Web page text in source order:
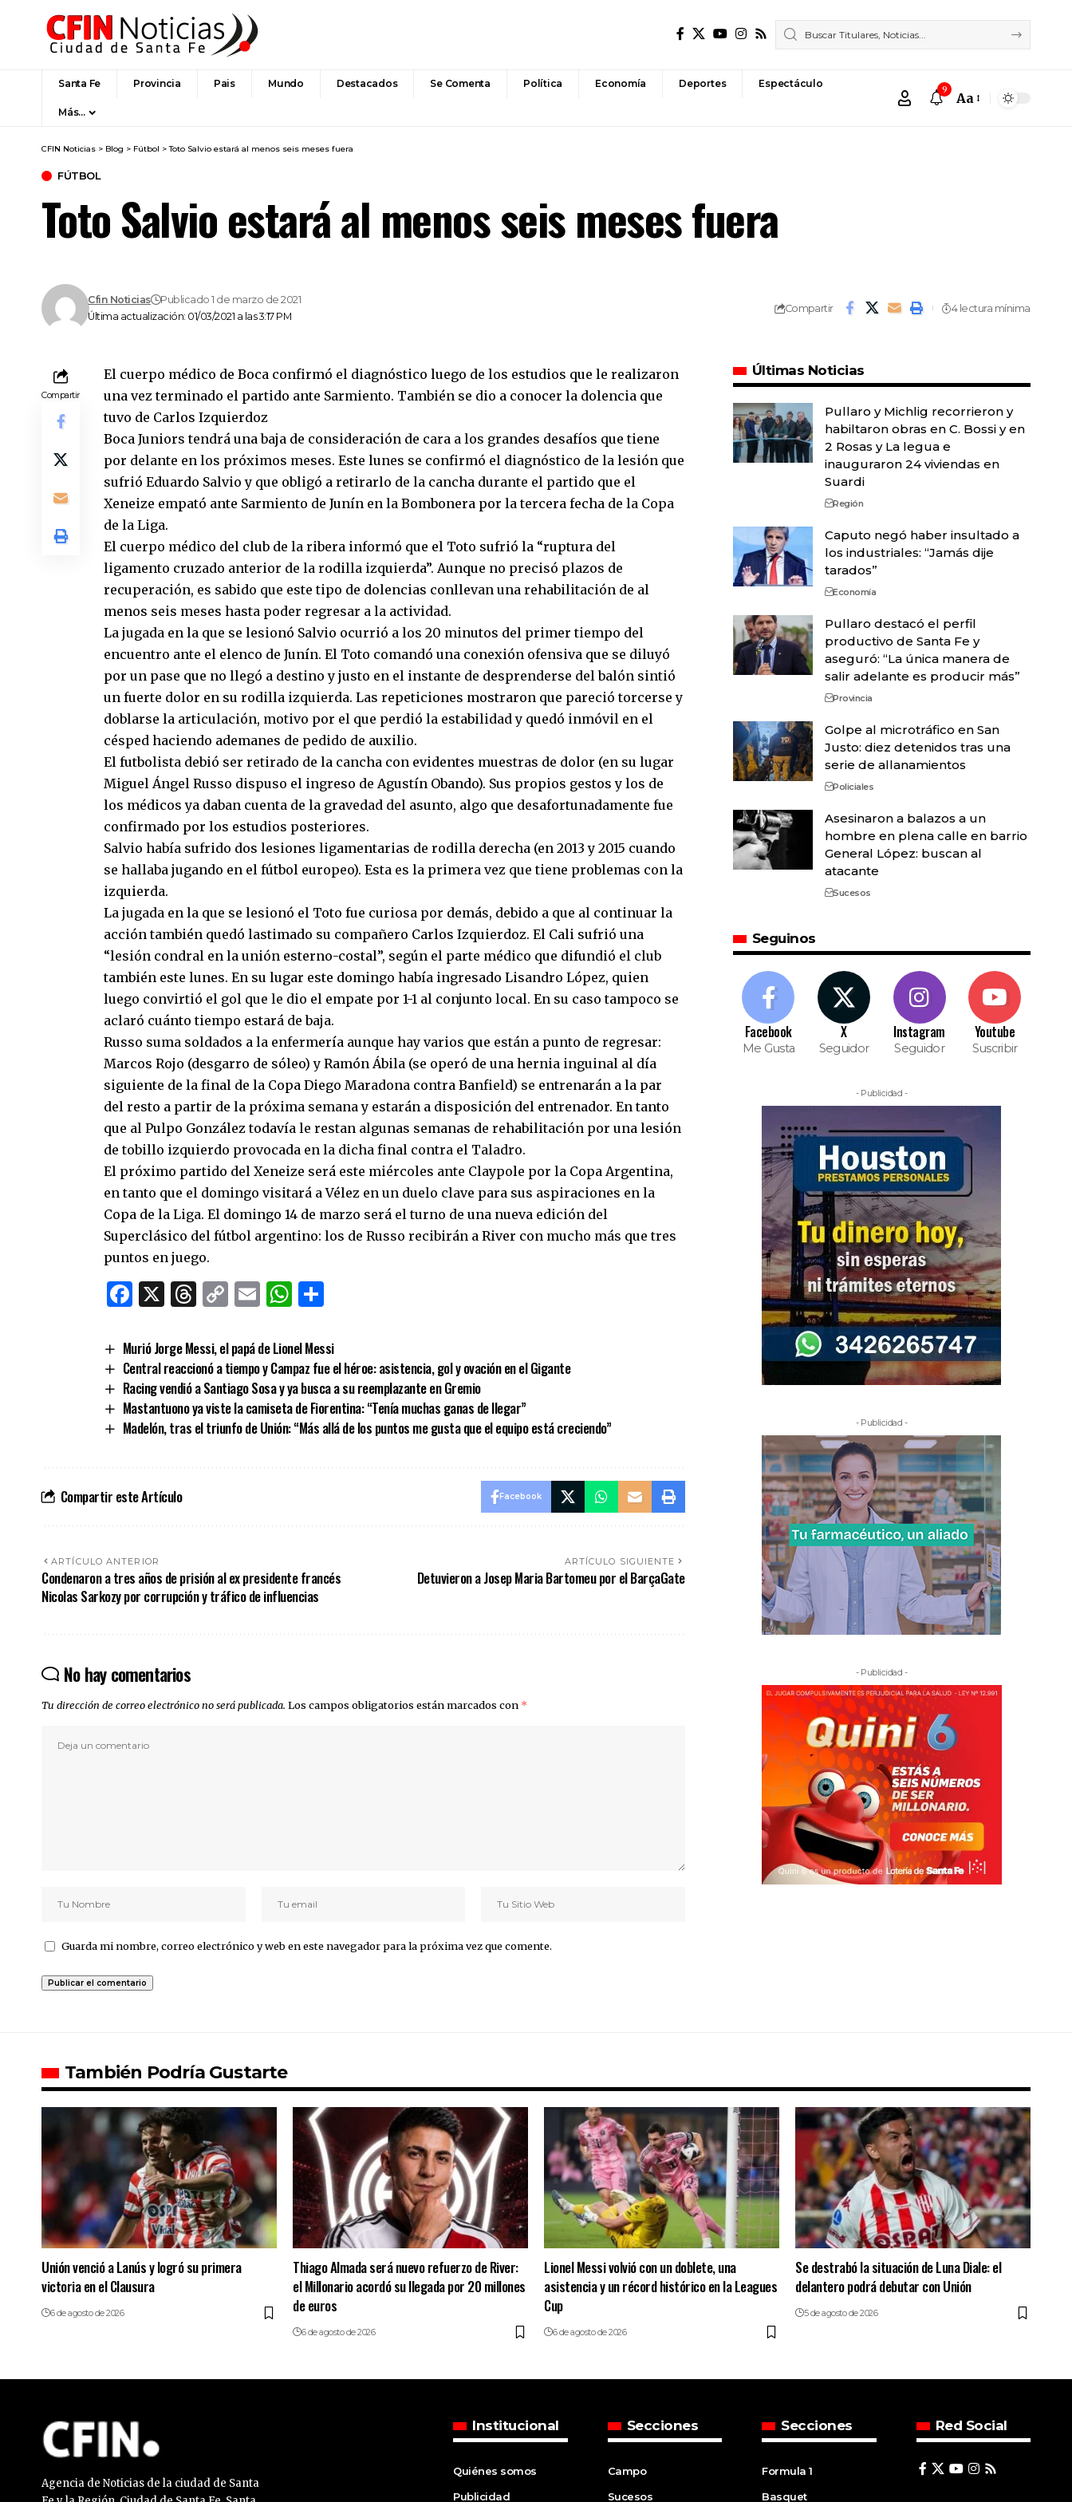
Santa Fe Provincia Pais Mundo Destacados Se Comenta Política Economía Deportes Espectáculo
Más…
9
Font
Aa
CFIN Noticias > Blog > Fútbol >Toto Salvio estará al menos seis meses fuera
FÚTBOL
Toto Salvio estará al menos seis meses fuera
Última actualización: 01/03/2021 a las 3:17 PM
Cfin Noticias Publicado 1 de marzo de 2021
Compartir 4 lectura mínima
Compartir
El cuerpo médico de Boca confirmó el diagnóstico luego de los estudios que le realizaron
una vez terminado el partido ante Sarmiento. También se dio a conocer la dolencia que
tuvo de Carlos Izquierdoz
Boca Juniors tendrá una baja de consideración de cara a los grandes desafíos que tiene
por delante en los próximos meses. Este lunes se confirmó el diagnóstico de la lesión que
sufrió Eduardo Salvio y que obligó a retirarlo de la cancha durante el partido que el
Xeneize empató ante Sarmiento de Junín en la Bombonera por la tercera fecha de la Copa
de la Liga.
El cuerpo médico del club de la ribera informó que el Toto sufrió la “ruptura del
ligamento cruzado anterior de la rodilla izquierda”. Aunque no precisó plazos de
recuperación, es sabido que este tipo de dolencias conllevan una rehabilitación de al
menos seis meses hasta poder regresar a la actividad.
La jugada en la que se lesionó Salvio ocurrió a los 20 minutos del primer tiempo del
encuentro ante el elenco de Junín. El Toto comandó una conexión ofensiva que se diluyó
por un pase que no llegó a destino y justo en el instante de desprenderse del balón sintió
un fuerte dolor en su rodilla izquierda. Las repeticiones mostraron que pareció torcerse y
doblarse la articulación, motivo por el que perdió la estabilidad y quedó inmóvil en el
césped haciendo ademanes de pedido de auxilio.
El futbolista debió ser retirado de la cancha con evidentes muestras de dolor (en su lugar
Miguel Ángel Russo dispuso el ingreso de Agustín Obando). Sus propios gestos y los de
los médicos ya daban cuenta de la gravedad del asunto, algo que desafortunadamente fue
confirmado por los estudios posteriores.
Salvio había sufrido dos lesiones ligamentarias de rodilla derecha (en 2013 y 2015 cuando
se hallaba jugando en el fútbol europeo). Esta es la primera vez que tiene problemas con la
izquierda.
La jugada en la que se lesionó el Toto fue curiosa por demás, debido a que al continuar la
acción también quedó lastimado su compañero Carlos Izquierdoz. El Cali sufrió una
“lesión condral en la unión esterno-costal”, según el parte médico que difundió el club
también este lunes. En su lugar este domingo había ingresado Lisandro López, quien
luego convirtió el gol que le dio el empate por 1-1 al conjunto local. En su caso tampoco se
aclaró cuánto tiempo estará de baja.
Russo suma soldados a la enfermería aunque hay varios que están a punto de regresar:
Marcos Rojo (desgarro de sóleo) y Ramón Ábila (se operó de una hernia inguinal al día
siguiente de la final de la Copa Diego Maradona contra Banfield) se entrenarán a la par
del resto a partir de la próxima semana y estarán a disposición del entrenador. En tanto
que al Pulpo González todavía le restan algunas semanas de rehabilitación por una lesión
de tobillo izquierdo provocada en la dicha final contra el Taladro.
El próximo partido del Xeneize será este miércoles ante Claypole por la Copa Argentina,
en tanto que el domingo visitará a Vélez en un duelo clave para sus aspiraciones en la
Copa de la Liga. El domingo 14 de marzo será el turno de una nueva edición del
Superclásico del fútbol argentino: los de Russo recibirán a River con mucho más que tres
puntos en juego.
Facebook
X Threads
CopyEmailWhatsApp
Murió Jorge Messi, el papá de Lionel Messi
Central reaccionó a tiempo y Campaz fue el héroe: asistencia, gol y ovación en el Gigante
Racing vendió a Santiago Sosa y ya busca a su reemplazante en Gremio
Mastantuono ya viste la camiseta de Fiorentina: “Tenía muchas ganas de llegar”
Madelón, tras el triunfo de Unión: “Más allá de los puntos me gusta que el equipo está creciendo”
Compartir este Artículo Facebook
ARTÍCULO ANTERIOR
Condenaron a tres años de prisión al ex presidente francés
Nicolas Sarkozy por corrupción y tráfico de influencias
ARTÍCULO SIGUIENTE
Detuvieron a Josep Maria Bartomeu por el BarçaGate
No hay comentarios
Tu dirección de correo electrónico no será publicada. Los campos obligatorios están marcados con *
Guarda mi nombre, correo electrónico y web en este navegador para la próxima vez que comente.
Últimas Noticias
Pullaro y Michlig recorrieron y
habiltaron obras en C. Bossi y en
2 Rosas y La legua e
inauguraron 24 viviendas en
Suardi
Región
Caputo negó haber insultado a
los industriales: “Jamás dije
tarados”
Economía
Pullaro destacó el perfil
productivo de Santa Fe y
aseguró: “La única manera de
salir adelante es producir más”
Provincia
Golpe al microtráfico en San
Justo: diez detenidos tras una
serie de allanamientos
Policiales
Asesinaron a balazos a un
hombre en plena calle en barrio
General López: buscan al
atacante
Sucesos
Seguinos
Facebook
Me Gusta
X
Seguidor
Instagram
Seguidor
Youtube
Suscribir
- Publicidad -
- Publicidad -
- Publicidad -
También Podría Gustarte
Unión venció a Lanús y logró su primera
victoria en el Clausura
6 de agosto de 2026
Thiago Almada será nuevo refuerzo de River:
el Millonario acordó su llegada por 20 millones
de euros
6 de agosto de 2026
Lionel Messi volvió con un doblete, una
asistencia y un récord histórico en la Leagues
Cup
6 de agosto de 2026
Se destrabó la situación de Luna Diale: el
delantero podrá debutar con Unión
5 de agosto de 2026
Agencia de Noticias de la ciudad de Santa
Institucional
Quiénes somos
Publicidad
Secciones
Campo
Sucesos
Secciones
Formula 1
Basquet
Red Social